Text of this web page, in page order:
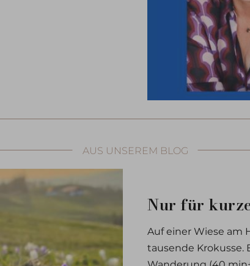
AUS UNSEREM BLOG
Nur für
Auf einer Wiese am
tausende Krokusse.